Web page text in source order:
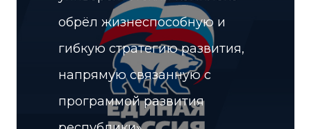
обрёл жизнеспособную и
гибкую стратегию развития,
напрямую связанную с
программой развития